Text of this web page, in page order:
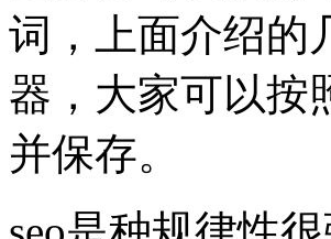
词，上面介绍的
器，大家可以按
并保存。